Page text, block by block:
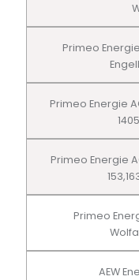
Primeo
Primeo Energie
Primeo Energie
Primeo
AEW